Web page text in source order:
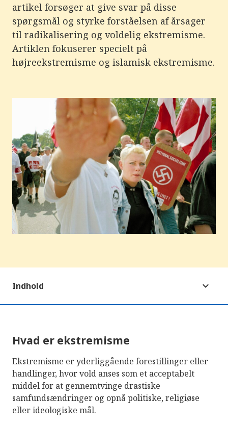
artikel forsøger at give svar på disse
spørgsmål og styrke forståelsen af årsager
til radikalisering og voldelig ekstremisme.
Artiklen fokuserer specielt på
højreekstremisme og islamisk ekstremisme.
Indhold
Hvad er ekstremisme
Ekstremisme er yderliggående forestillinger eller
handlinger, hvor vold anses som et acceptabelt
middel for at gennemtvinge drastiske
samfundsændringer og opnå politiske, religiøse
eller ideologiske mål.